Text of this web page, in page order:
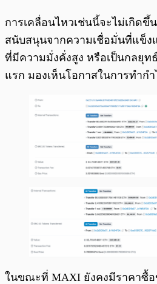
การเคลื่อนไหวเช่นนี้จะไม่เกิดขึ้
สนับสนุนจากความเชื่อมั่นที่แข็ง
ที่มีความมั่งคั่งสูง หรือเป็นกลยุท
แรก มองเห็นโอกาสในการทำก
ในขณะที่ MAXI ยังคงมีราคาซื้อ